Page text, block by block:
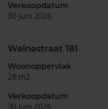
Verkoopdatum
30 juni 2026
Welnastraat 181
Woonoppervlak
28 m2
Verkoopdatum
30 juni 2026